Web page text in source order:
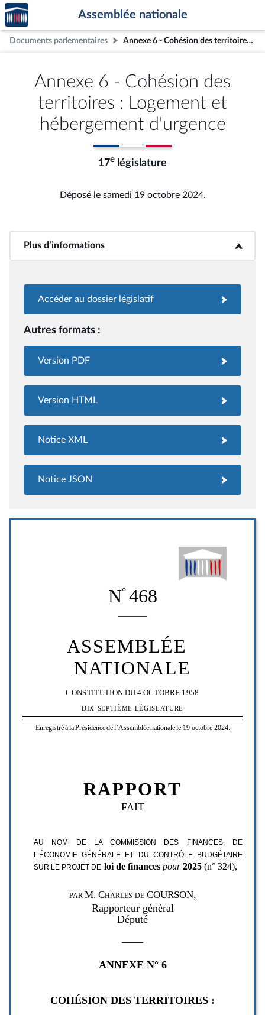
Aller au contenu
Aller en bas de la page
Accèder
à la
page
d'accueil
Assemblée nationale
Documents parlementaires Annexe 6 - Cohésion des territoires : Logement et hébergement d'urgence
Annexe 6 - Cohésion des
territoires : Logement et
hébergement d'urgence
17e législature
Déposé le samedi 19 octobre 2024.
Plus d’informations<b>Plus d’informations</b>
Accéder au dossier législatif
Autres formats :
Version PDF
Version HTML
Notice XML
Notice JSON